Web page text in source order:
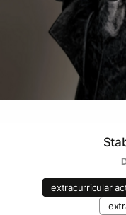
extracurricular